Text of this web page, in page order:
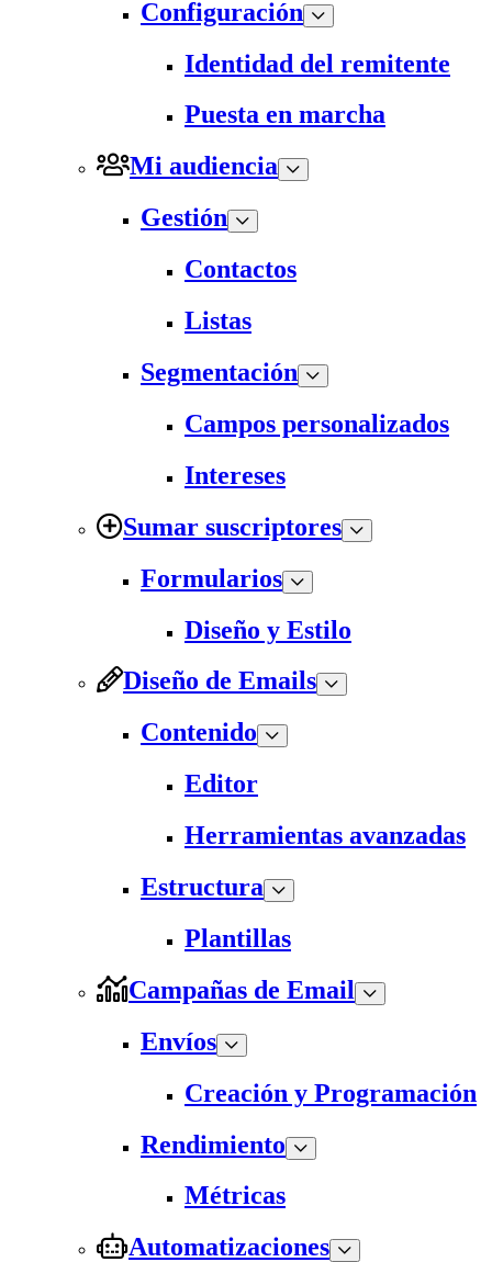
Configuración
Identidad del remitente
Puesta en marcha
Mi audiencia
Gestión
Contactos
Listas
Segmentación
Campos personalizados
Intereses
Sumar suscriptores
Formularios
Diseño y Estilo
Diseño de Emails
Contenido
Editor
Herramientas avanzadas
Estructura
Plantillas
Campañas de Email
Envíos
Creación y Programación
Rendimiento
Métricas
Automatizaciones